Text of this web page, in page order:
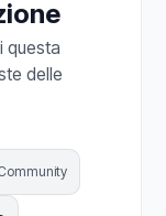
questa
delle